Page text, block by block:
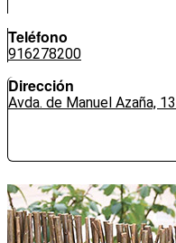
Teléfono
916278200
Dirección
Avda. de Manuel Azaña,